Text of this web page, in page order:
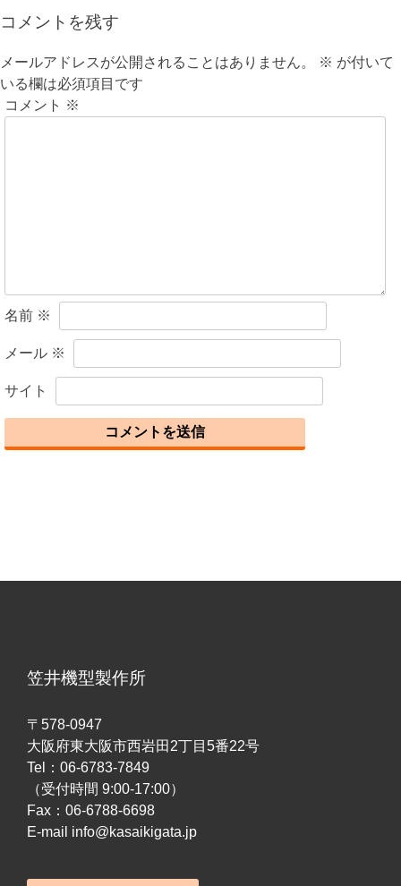
ナ
ゲ
ー
コメントを残す
メールアドレスが公開されることはありません。 ※ が付いて
いる欄は必須項目です
コメント ※
名前 ※
メール ※
サイト
笠井機型製作所
〒578-0947
大阪府東大阪市西岩田2丁目5番22号
Tel：06-6783-7849
（受付時間 9:00-17:00）
Fax：06-6788-6698
E-mail info@kasaikigata.jp